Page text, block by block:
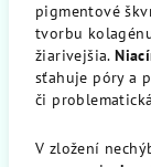
pigmentové
tvorbu
žiarivejšia.
sťahuje póry a
či
V zložení